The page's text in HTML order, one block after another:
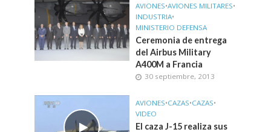
AVIONES•AVIONES MILITARES•
INDUSTRIA•
MINISTERIO DEFENSA
Ceremonia de entrega
del Airbus Military
A400M a Francia
30 septiembre, 2013
AVIONES•CAZAS•CAZAS•
VIDEO
El caza J-15 realiza sus